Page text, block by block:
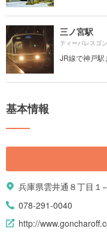
三ノ宮駅
ティーパレスゴ
JR線で神戸
基本情報
兵庫県雲井通８丁目
078-291-0040
http://